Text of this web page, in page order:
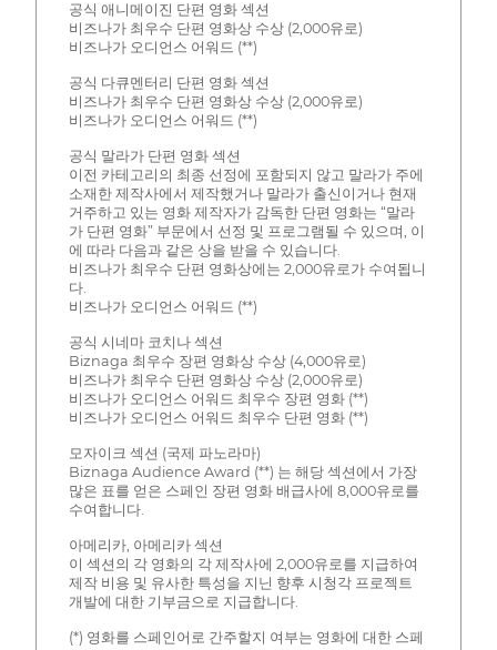
공식 애니메이진 단편 영화 섹션
비즈나가 최우수 단편 영화상 수상 (2,000유로)
비즈나가 오디언스 어워드 (**)
공식 다큐멘터리 단편 영화 섹션
비즈나가 최우수 단편 영화상 수상 (2,000유로)
비즈나가 오디언스 어워드 (**)
공식 말라가 단편 영화 섹션
이전 카테고리의 최종 선정에 포함되지 않고 말라가 주에
소재한 제작사에서 제작했거나 말라가 출신이거나 현재
거주하고 있는 영화 제작자가 감독한 단편 영화는 “말라
가 단편 영화” 부문에서 선정 및 프로그램될 수 있으며, 이
에 따라 다음과 같은 상을 받을 수 있습니다.
비즈나가 최우수 단편 영화상에는 2,000유로가 수여됩니
다.
비즈나가 오디언스 어워드 (**)
공식 시네마 코치나 섹션
Biznaga 최우수 장편 영화상 수상 (4,000유로)
비즈나가 최우수 단편 영화상 수상 (2,000유로)
비즈나가 오디언스 어워드 최우수 장편 영화 (**)
비즈나가 오디언스 어워드 최우수 단편 영화 (**)
모자이크 섹션 (국제 파노라마)
Biznaga Audience Award (**) 는 해당 섹션에서 가장
많은 표를 얻은 스페인 장편 영화 배급사에 8,000유로를
수여합니다.
아메리카, 아메리카 섹션
이 섹션의 각 영화의 각 제작사에 2,000유로를 지급하여
제작 비용 및 유사한 특성을 지닌 향후 시청각 프로젝트
개발에 대한 기부금으로 지급합니다.
(*) 영화를 스페인어로 간주할지 여부는 영화에 대한 스페